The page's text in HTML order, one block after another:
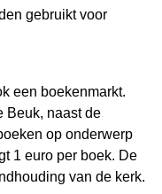
gebruikt voor
een boekenmarkt.
Beuk, naast de
op onderwerp
1 euro per boek. De
van de kerk.